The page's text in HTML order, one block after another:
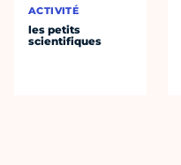
ACTIVITÉ
les petits
scientifiques